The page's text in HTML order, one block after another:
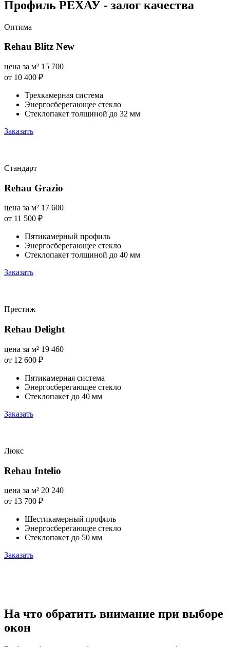
Профиль РЕХАУ - залог качества
Оптима
Rehau Blitz New
цена за м² 15 700
от 10 400 ₽
Трехкамерная система
Энергосберегающее стекло
Стеклопакет толщиной до 32 мм
Заказать
Стандарт
Rehau Grazio
цена за м² 17 600
от 11 500 ₽
Пятикамерный профиль
Энергосберегающее стекло
Стеклопакет толщиной до 40 мм
Заказать
Престиж
Rehau Delight
цена за м² 19 460
от 12 600 ₽
Пятикамерная система
Энергосберегающее стекло
Стеклопакет до 40 мм
Заказать
Люкс
Rehau Intelio
цена за м² 20 240
от 13 700 ₽
Шестикамерный профиль
Энергосберегающее стекло
Стеклопакет до 50 мм
Заказать
На что обратить внимание при выборе
окон